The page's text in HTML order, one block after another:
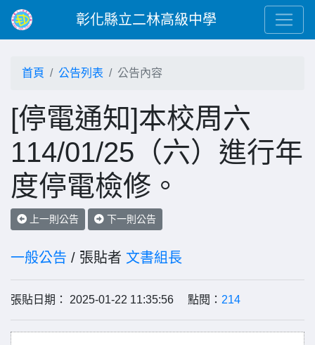
彰化縣立二林高級中學
首頁 公告列表 公告內容
[停電通知]本校周六
114/01/25（六）進行年
度停電檢修。
上一則公告 下一則公告
一般公告 / 張貼者 文書組長
張貼日期： 2025-01-22 11:35:56 點閱： 214